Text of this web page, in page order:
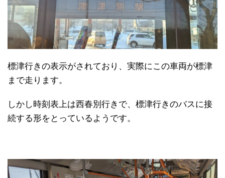
標津行きの表示がされており、実際にこの車両が標津
まで走ります。
しかし時刻表上は西春別行きで、標津行きのバスに接
続する形をとっているようです。